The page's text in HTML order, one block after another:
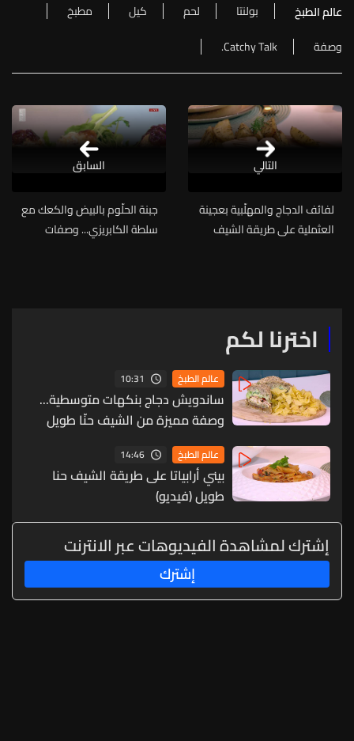
عالم الطبخ بولنتا لحم كيل
مطبخ
وصفة
Catchy Talk.
التالي
لفائف الدجاج والمهلّبية بعجينة
العثملية على طريقة الشيف
جبنة الحلّوم بالبيض والكعك مع
سلطة الكابريزي... وصفات
السابق
اخترنا لكم
عالم الطبخ 10:31
ساندويش دجاج بنكهات متوسطية...
وصفة مميزة من الشيف حنّا طويل
(فيديو)
عالم الطبخ 14:46
بيني أرابياتا على طريقة الشيف حنا
طويل (فيديو)
إشترك لمشاهدة الفيديوهات عبر الانترنت
إشترك